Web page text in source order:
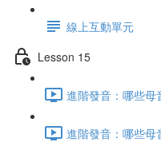
線上互動單元
Lesson 15
進階發音：哪些
進階發音：哪些